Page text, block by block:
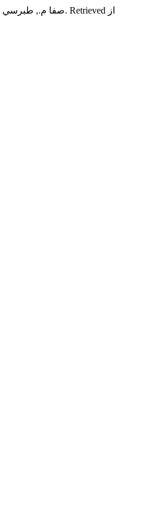
صفا م., طبرسي پ., ميراب زاده ب., & قاسم